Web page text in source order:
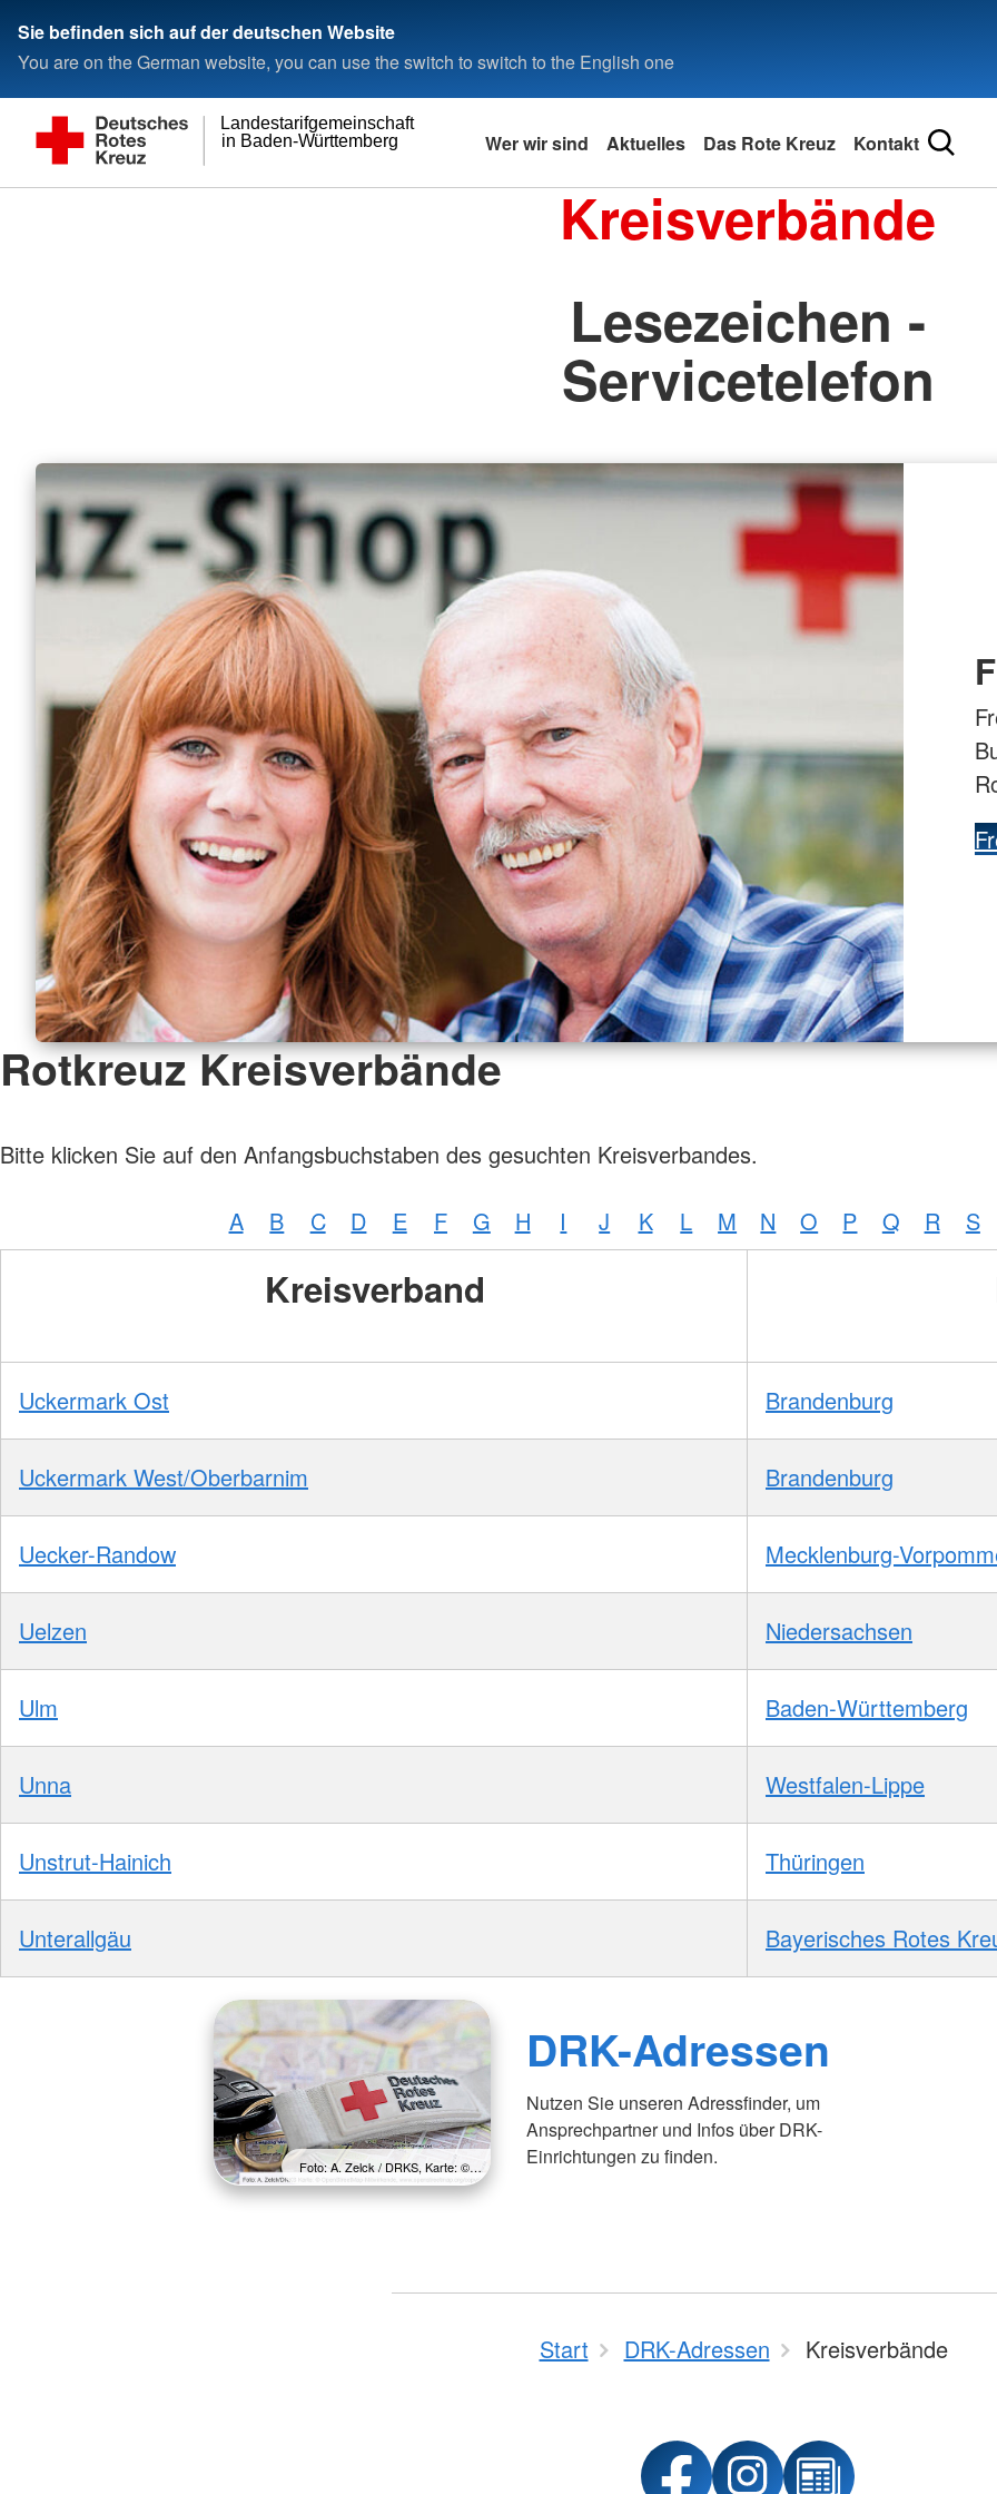
Sie befinden sich auf der deutschen Website
You are on the German website, you can use the switch to switch to the English one
in Baden-Württemberg
Landestarifgemeinschaft
Wer wir sind Aktuelles Das Rote Kreuz Kontakt
Kreisverbände
Lesezeichen -
Servicetelefon
Rotkreuz Kreisverbände
Bitte klicken Sie auf den Anfangsbuchstaben des gesuchten Kreisverbandes.
A B C D E F G H I J K L M N O P Q R S
Kreisverband
Uckermark Ost Brandenburg
Uckermark West/Oberbarnim Brandenburg
Uecker-Randow Mecklenburg-
Uelzen Niedersachsen
Ulm Baden-Württemberg
Unna Westfalen-Lippe
Unstrut-Hainich Thüringen
Unterallgäu Bayerisches Rotes
Foto: A. Zelck / DRKS, Karte: ©…
DRK-Adressen
Nutzen Sie unseren Adressfinder, um
Ansprechpartner und Infos über DRK-
Einrichtungen zu finden.
Start DRK-Adressen Kreisverbände